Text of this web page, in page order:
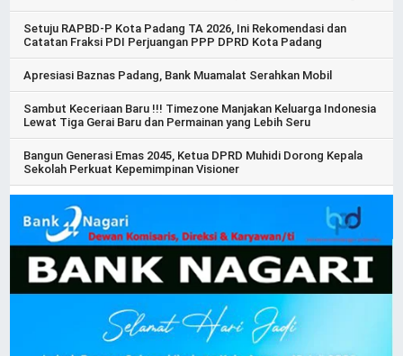
Setuju RAPBD-P Kota Padang TA 2026, Ini Rekomendasi dan
Catatan Fraksi PDI Perjuangan PPP DPRD Kota Padang
Apresiasi Baznas Padang, Bank Muamalat Serahkan Mobil
Sambut Keceriaan Baru !!! Timezone Manjakan Keluarga Indonesia
Lewat Tiga Gerai Baru dan Permainan yang Lebih Seru
Bangun Generasi Emas 2045, Ketua DPRD Muhidi Dorong Kepala
Sekolah Perkuat Kepemimpinan Visioner